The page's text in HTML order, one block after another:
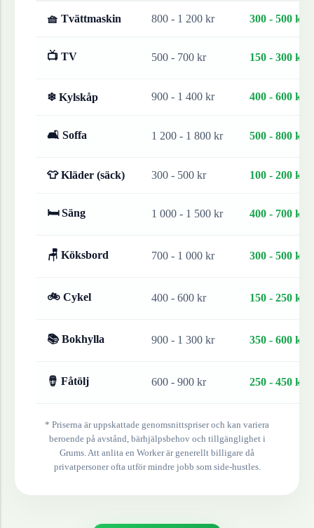
🧺 Tvättmaskin 800 - 1 200 kr 300 - 500 kr
📺 TV 500 - 700 kr 150 - 300 kr
❄ Kylskåp 900 - 1 400 kr 400 - 600 kr
🛋 Soffa 1 200 - 1 800 kr 500 - 800 kr
👕 Kläder (säck) 300 - 500 kr 100 - 200 kr
🛏 Säng 1 000 - 1 500 kr 400 - 700 kr
🪑 Köksbord 700 - 1 000 kr 300 - 500 kr
🚲 Cykel 400 - 600 kr 150 - 250 kr
📚 Bokhylla 900 - 1 300 kr 350 - 600 kr
🪘 Fåtölj 600 - 900 kr 250 - 450 kr
* Priserna är uppskattade genomsnittspriser och kan variera
beroende på avstånd, bärhjälpsbehov och tillgänglighet i
Grums. Att anlita en Worker är generellt billigare då
privatpersoner ofta utför mindre jobb som side-hustles.